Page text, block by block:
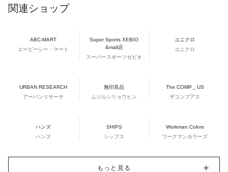
関連ショップ
ABC-MART
エービーシー・マート
Super Sports XEBIO
&mall店
スーパースポーツゼビオ
ユニクロ
ユニクロ
URBAN RESEARCH
アーバンリサーチ
無印良品
ムジルシリョウヒン
The COMP＿US
ザコンプアス
ハンズ
ハンズ
SHIPS
シップス
Workman Colors
ワークマンカラーズ
もっと見る